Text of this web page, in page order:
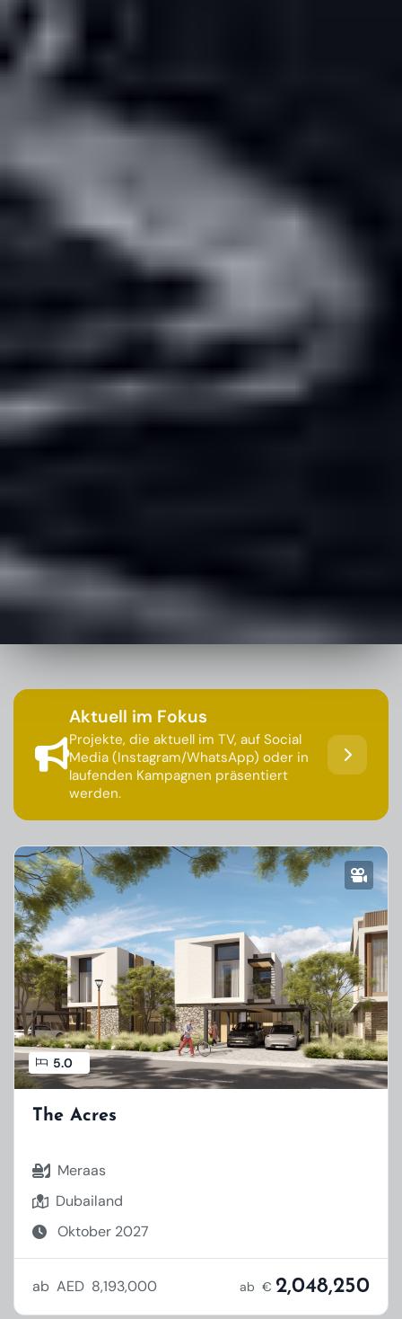
Aktuell im Fokus
Projekte, die aktuell im TV, auf Social
Media (Instagram/WhatsApp) oder in
laufenden Kampagnen präsentiert
werden.
5.0
The Acres
Meraas
Dubailand
Oktober 2027
ab AED 8,193,000 ab € 2,048,250